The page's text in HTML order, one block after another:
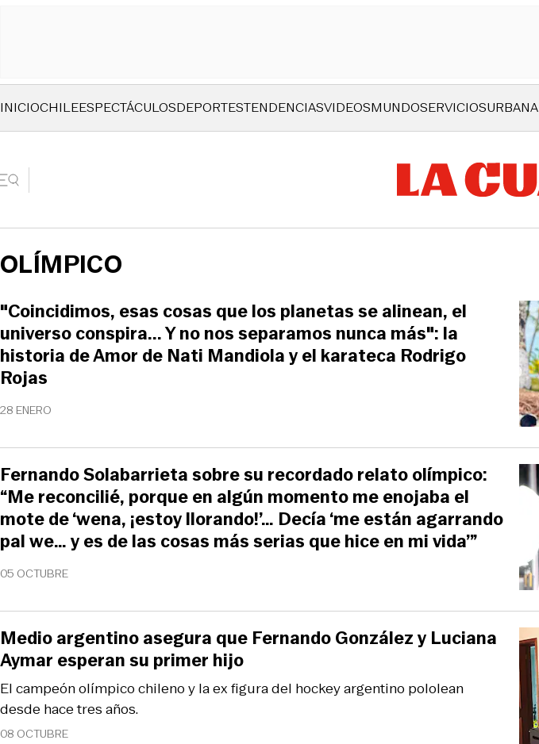
INICIOCHILEESPECTÁCULOSDEPORTESTENDENCIASVIDEOSMUNDOSERVICIOSURBANA
OLÍMPICO
28 ENERO
"Coincidimos, esas cosas que los planetas se alinean, el
universo conspira... Y no nos separamos nunca más": la
historia de Amor de Nati Mandiola y el karateca Rodrigo
Rojas
05 OCTUBRE
Fernando Solabarrieta sobre su recordado relato olímpico:
“Me reconcilié, porque en algún momento me enojaba el
mote de ‘wena, ¡estoy llorando!’… Decía ‘me están agarrando
pal we… y es de las cosas más serias que hice en mi vida’”
08 OCTUBRE
El campeón olímpico chileno y la ex figura del hockey argentino pololean
desde hace tres años.
Medio argentino asegura que Fernando González y Luciana
Aymar esperan su primer hijo